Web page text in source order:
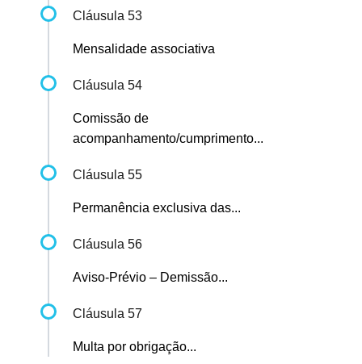
Cláusula 53
Mensalidade associativa
Cláusula 54
Comissão de
acompanhamento/cumprimento...
Cláusula 55
Permanência exclusiva das...
Cláusula 56
Aviso-Prévio – Demissão...
Cláusula 57
Multa por obrigação...